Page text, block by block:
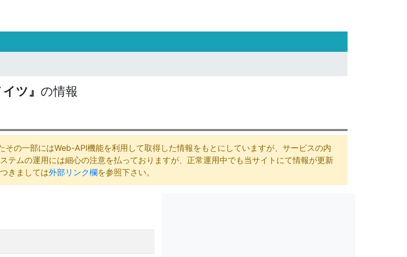
ツ』 の情報
の一部にはWeb-API機能を利用して取得した情報をもとにしていますが、サービスの内
テムの運用には細心の注意を払っておりますが、正常運用中でも当サイトにて情報が更新
きましては外部リンク欄を参照下さい。